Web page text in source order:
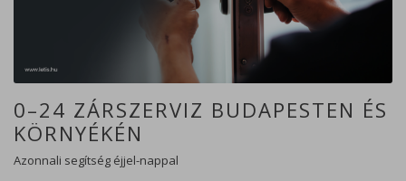
0–24 ZÁRSZERVIZ BUDAPESTEN ÉS
KÖRNYÉKÉN
Azonnali segítség éjjel-nappal